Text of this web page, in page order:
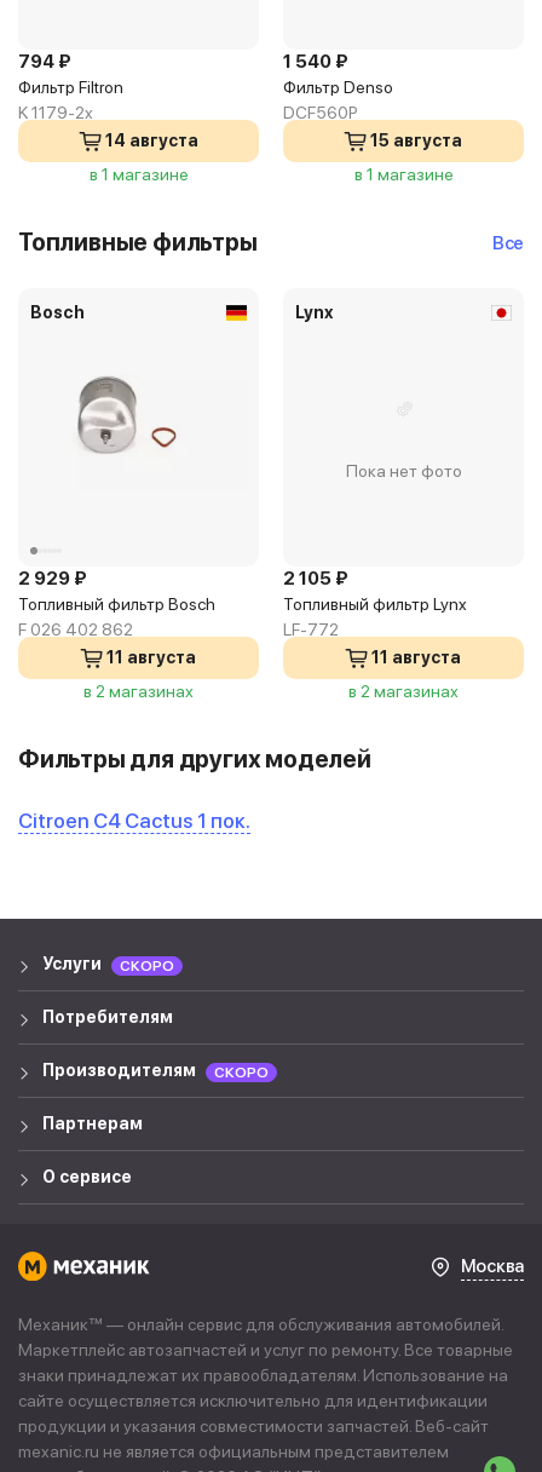
794 ₽
Фильтр Filtron
K 1179-2x
14 августа
в 1 магазине
1 540 ₽
Фильтр Denso
DCF560P
15 августа
в 1 магазине
Топливные фильтры Все
Bosch
2 929 ₽
Топливный фильтр Bosch
F 026 402 862
11 августа
в 2 магазинах
Пока нет фото
Lynx
2 105 ₽
Топливный фильтр Lynx
LF-772
11 августа
в 2 магазинах
Фильтры для других моделей
Citroen C4 Cactus 1 пок.
Услуги СКОРО
Потребителям
Производителям СКОРО
Партнерам
О сервисе
Москва
Механик™ — онлайн сервис для обслуживания автомобилей.
Маркетплейс автозапчастей и услуг по ремонту. Все товарные
знаки принадлежат их правообладателям. Использование на
сайте осуществляется исключительно для идентификации
продукции и указания совместимости запчастей. Веб-сайт
mexanic.ru не является официальным представителем